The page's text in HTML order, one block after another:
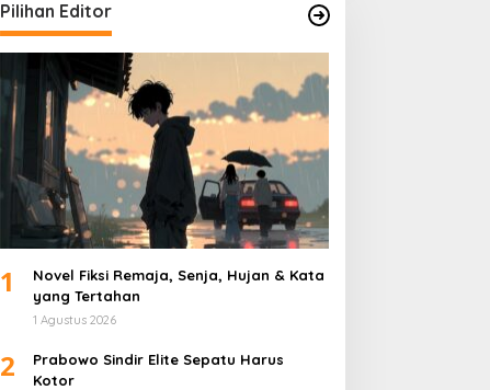
Pilihan Editor
1
Novel Fiksi Remaja, Senja, Hujan & Kata
yang Tertahan
1 Agustus 2026
2
Prabowo Sindir Elite Sepatu Harus
Kotor